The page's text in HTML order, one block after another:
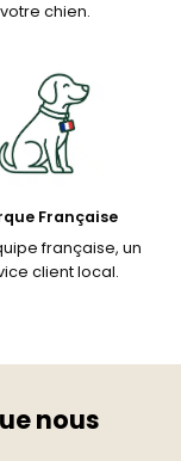
votre chien.
Française
française, un
client local.
nous